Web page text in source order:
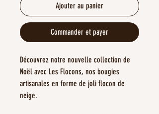
Ajouter au panier
Commander et payer
Découvrez notre nouvelle collection de
Noël avec Les Flocons, nos bougies
artisanales en forme de joli flocon de
neige.